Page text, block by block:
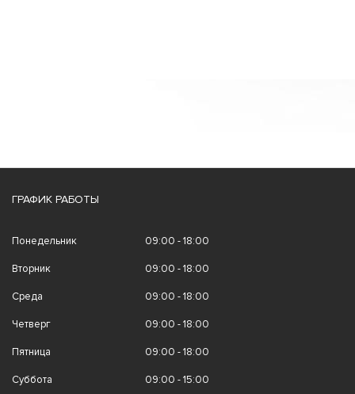
ГРАФИК РАБОТЫ
Понедельник 09:00 - 18:00
Вторник 09:00 - 18:00
Среда 09:00 - 18:00
Четверг 09:00 - 18:00
Пятница 09:00 - 18:00
Суббота 09:00 - 15:00